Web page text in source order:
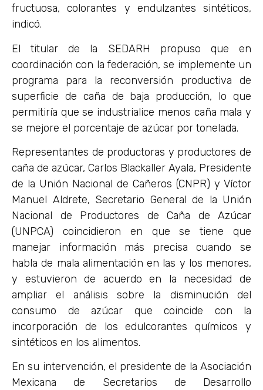
fructuosa, colorantes y endulzantes sintéticos,
indicó.
El titular de la SEDARH propuso que en
coordinación con la federación, se implemente un
programa para la reconversión productiva de
superficie de caña de baja producción, lo que
permitiría que se industrialice menos caña mala y
se mejore el porcentaje de azúcar por tonelada.
Representantes de productoras y productores de
caña de azúcar, Carlos Blackaller Ayala, Presidente
de la Unión Nacional de Cañeros (CNPR) y Víctor
Manuel Aldrete, Secretario General de la Unión
Nacional de Productores de Caña de Azúcar
(UNPCA) coincidieron en que se tiene que
manejar información más precisa cuando se
habla de mala alimentación en las y los menores,
y estuvieron de acuerdo en la necesidad de
ampliar el análisis sobre la disminución del
consumo de azúcar que coincide con la
incorporación de los edulcorantes químicos y
sintéticos en los alimentos.
En su intervención, el presidente de la Asociación
Mexicana de Secretarios de Desarrollo